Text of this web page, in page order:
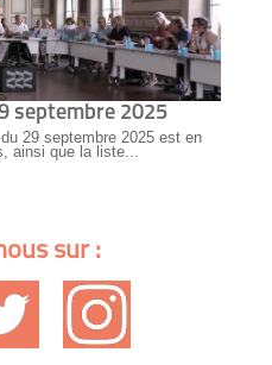
septembre 2025
29 septembre 2025 est en
ainsi que la liste...
sur :